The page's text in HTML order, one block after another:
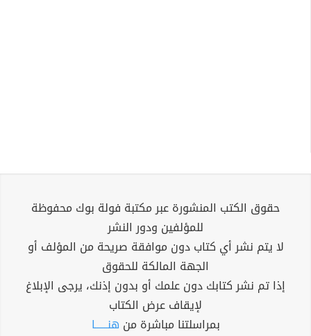
حقوق الكتب المنشورة عبر مكتبة فولة بوك محفوظة
للمؤلفين ودور النشر
لا يتم نشر أي كتاب دون موافقة صريحة من المؤلف أو
الجهة المالكة للحقوق
إذا تم نشر كتابك دون علمك أو بدون إذنك، يرجى الإبلاغ
لإيقاف عرض الكتاب
بمراسلتنا مباشرة من هنــــــا